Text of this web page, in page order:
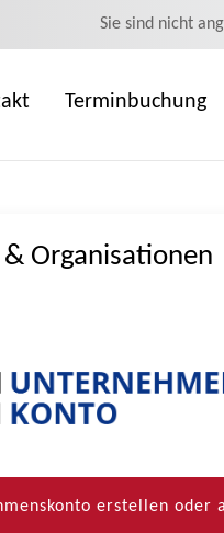
Sie sind nicht
Terminbuchung
Organisationen
erstellen oder